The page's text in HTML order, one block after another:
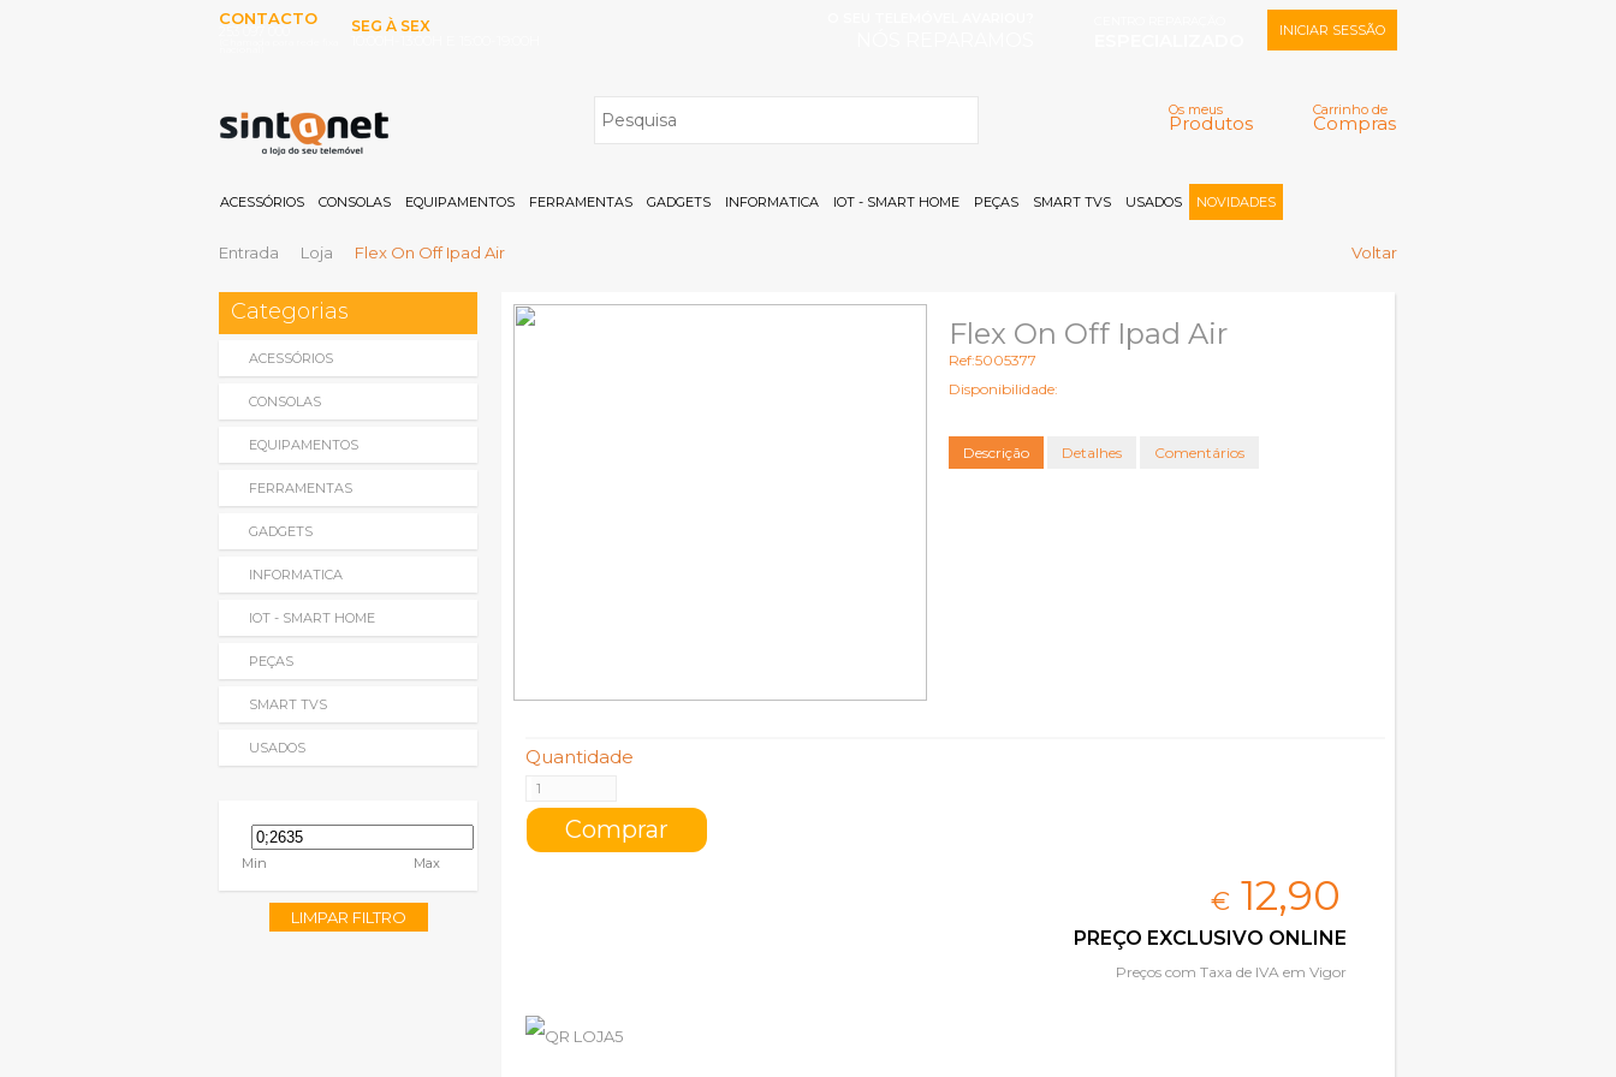
CONTACTO
SEG À SEX
Carrinho de
Compras
Os meus
Produtos
INICIAR SESSÃO
Memorizar
Registar |
ACESSÓRIOS CONSOLAS EQUIPAMENTOS FERRAMENTAS GADGETS INFORMATICA IOT - SMART HOME PEÇAS SMART TVS USADOS NOVIDADES
Entrada Loja Flex On Off Ipad Air Voltar
Categorias
ACESSÓRIOS
CONSOLAS
EQUIPAMENTOS
FERRAMENTAS
GADGETS
INFORMATICA
IOT - SMART HOME
PEÇAS
SMART TVS
USADOS
Min Max
LIMPAR FILTRO
Flex On Off Ipad Air
Ref:5005377
Disponibilidade:
Descrição Detalhes Comentários
Quantidade
€ 12,90
PREÇO EXCLUSIVO ONLINE
Preços com Taxa de IVA em Vigor